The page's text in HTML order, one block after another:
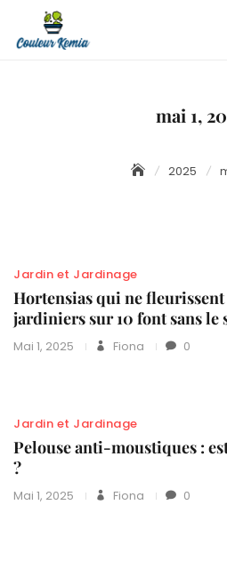
content
mai 1,
2025
Jardin et Jardinage
Hortensias qui ne fleurissent
jardiniers sur 10 font sans le
Mai 1, 2025 Fiona 0
Jardin et Jardinage
Pelouse anti-moustiques :
?
Mai 1, 2025 Fiona 0